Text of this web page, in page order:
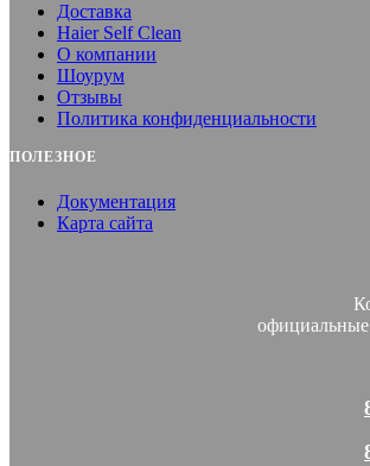
Доставка
Haier Self Clean
О компании
Шоурум
Отзывы
Политика конфиденциальности
ПОЛЕЗНОЕ
Документация
Карта сайта